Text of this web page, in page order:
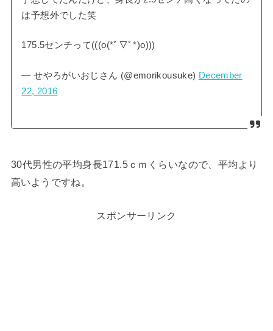
は予想外でした笑
175.5センチって(((o(*ﾟ▽ﾟ*)o)))
— せやろがいおじさん (@emorikousuke) December
22, 2016
30代男性の平均身長171.5ｃｍくらいなので、平均より
高いようですね。
スポンサーリンク